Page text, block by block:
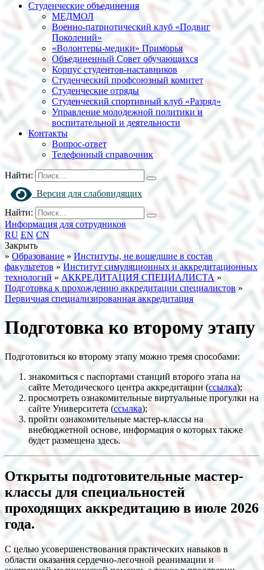
Студенческие объединения
МЕДМОЛ
Военно-патриотический клуб «Подвиг
Поколений»
«Волонтеры-медики» Приморья
Объединенный Совет обучающихся
Корпус студентов-наставников
Студенческий профсоюзный комитет
Студенческие отряды
Студенческий спортивный клуб «Разряд»
Управление молодежной политики и
воспитательной и деятельности
Контакты
Вопрос-ответ
Телефонный справочник
Найти:
Версия для слабовидящих
Найти:
Информация для сотрудников
RU EN CN
Закрыть
» Образование » Институты, не вошедшие в состав
факультетов » Институт симуляционных и аккредитационных
технологий » АККРЕДИТАЦИЯ СПЕЦИАЛИСТА »
Подготовка к прохождению аккредитации специалистов »
Первичная специализированная аккредитация
Подготовка ко второму этапу
Подготовиться ко второму этапу можно тремя способами:
знакомиться с паспортами станций второго этапа на
сайте Методического центра аккредитации (ссылка);
просмотреть ознакомительные виртуальные прогулки на
сайте Университета (ссылка);
пройти ознакомительные мастер-классы на
внебюджетной основе, информация о которых также
будет размещена здесь.
Открыты подготовительные мастер-
классы для специальностей
проходящих аккредитацию в июле 2026
года.
С целью усовершенствования практических навыков в
области оказания сердечно-легочной реанимации и